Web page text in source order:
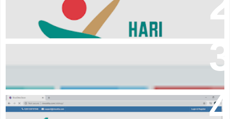
Logo hari santri tahun 2024
Source code online shop dengan codeigniter